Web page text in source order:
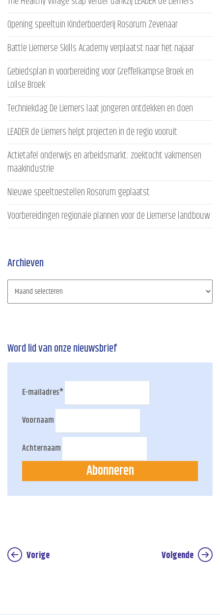
Opening speeltuin Kinderboerderij Rosorum Zevenaar
Battle Liemerse Skills Academy verplaatst naar het najaar
Gebiedsplan in voorbereiding voor Greffelkampse Broek en
Loilse Broek
Techniekdag De Liemers laat jongeren ontdekken en doen
LEADER de Liemers helpt projecten in de regio vooruit
Actietafel onderwijs en arbeidsmarkt: zoektocht vakmensen
maakindustrie
Nieuwe speeltoestellen Rosorum geplaatst
Voorbereidingen regionale plannen voor de Liemerse landbouw
Archieven
Word lid van onze nieuwsbrief
E-mailadres*
Voornaam
Achternaam
Abonneren
Vorige Volgende